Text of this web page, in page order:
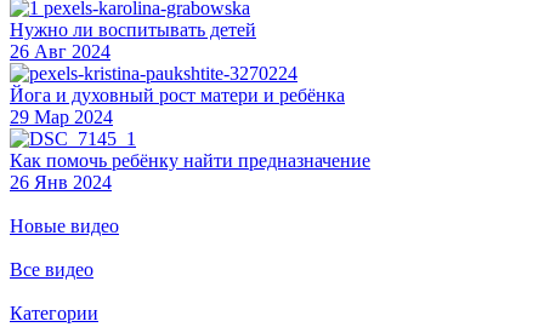
Нужно ли воспитывать детей
26 Авг 2024
Йога и духовный рост матери и ребёнка
29 Мар 2024
Как помочь ребёнку найти предназначение
26 Янв 2024
Новые видео
Все видео
Категории